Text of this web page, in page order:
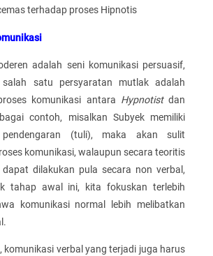
terhadap proses Hipnotis
adalah seni komunikasi persuasif,
satu persyaratan mutlak adalah
komunikasi antara Hypnotistdan
contoh, misalkan Subyek memiliki
pendengaran (tuli), maka akan sulit
komunikasi, walaupun secara teoritis
dapat dilakukan pula secara non verbal,
tahap awal ini, kita fokuskan terlebih
komunikasi normal lebih melibatkan
komunikasi verbal yang terjadi juga harus